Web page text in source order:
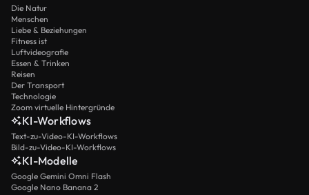
Die Natur
Menschen
Liebe & Beziehungen
Fitness ist
Luftvideografie
Essen & Trinken
Reisen
Der Transport
Technologie
Zoom virtuelle Hintergründe
KI-Workflows
Text-zu-Video-KI-Workflows
Bild-zu-Video-KI-Workflows
KI-Modelle
Google Gemini Omni Flash
Google Nano Banana 2